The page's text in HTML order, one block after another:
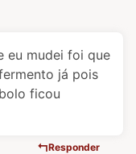
eu mudei foi que
já pois
ficou
Responder